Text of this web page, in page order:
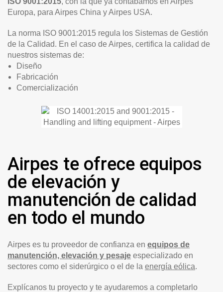
Europa, para Airpes China y Airpes USA.
La norma ISO 9001:2015 regula los Sistemas de Gestión
de la Calidad. En el caso de Airpes, certifica la calidad de
nuestros sistemas de:
Diseño
Fabricación
Comercialización
Airpes te ofrece equipos
de elevación y
manutención de calidad
en todo el mundo
Airpes es tu proveedor de confianza en equipos de
manutención, elevación y pesaje especializado en
sectores como el siderúrgico o el de la energía eólica.
Explícanos tu proyecto y te ayudaremos a completarlo